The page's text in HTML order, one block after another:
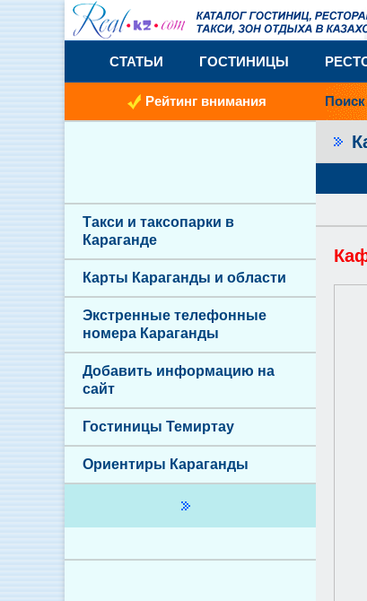
СТАТЬИ ГОСТИНИЦЫ
Рейтинг внимания Поиск
Такси и таксопарки в
Караганде
Карты Караганды и области
Экстренные телефонные
номера Караганды
Добавить информацию на
сайт
Гостиницы Темиртау
Ориентиры Караганды